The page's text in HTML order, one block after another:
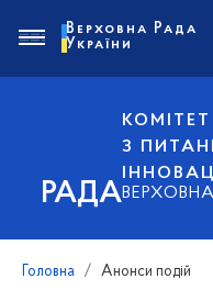
РАДА
КОМІТЕТ
З
Верховна Рада
України
Головна Анонси подій